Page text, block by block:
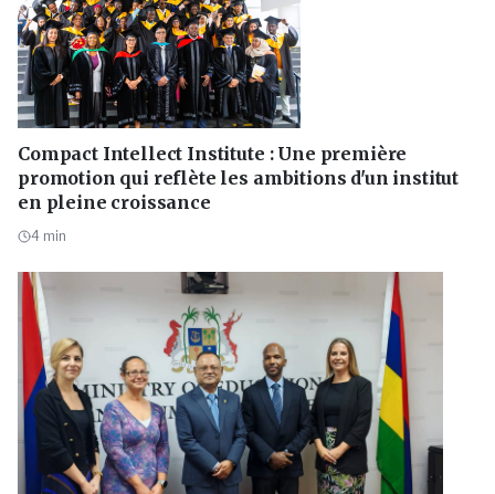
Compact Intellect Institute : Une première
promotion qui reflète les ambitions d'un institut
en pleine croissance
4 min